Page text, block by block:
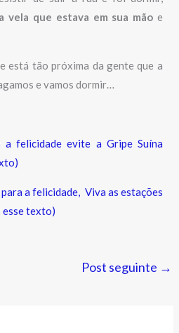
vela que estava em sua mão e
está tão próxima da gente que a
e vamos dormir…
a felicidade evite a Gripe Suína
a felicidade, Viva as estações
esse texto)
Post seguinte →